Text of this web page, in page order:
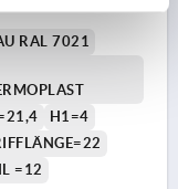
RAL 7021
H1=4
=12